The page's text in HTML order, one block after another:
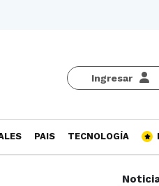
Ingresar
PAIS TECNOLOGÍA